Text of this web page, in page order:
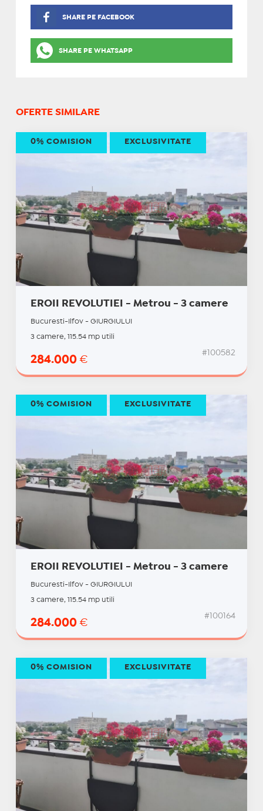
SHARE PE FACEBOOK
SHARE PE WHATSAPP
OFERTE SIMILARE
EROII REVOLUTIEI - Metrou - 3 camere
Bucuresti-Ilfov - GIURGIULUI
3 camere, 115.54 mp utili
284.000 €
#100582
0% COMISION EXCLUSIVITATE
EROII REVOLUTIEI - Metrou - 3 camere
Bucuresti-Ilfov - GIURGIULUI
3 camere, 115.54 mp utili
284.000 €
#100164
0% COMISION EXCLUSIVITATE
0% COMISION EXCLUSIVITATE